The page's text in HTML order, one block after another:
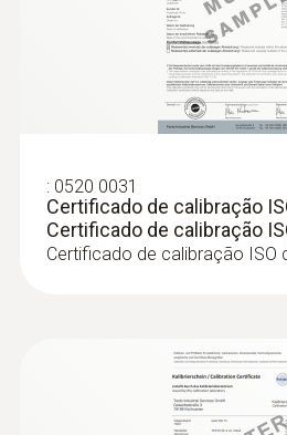
Combo-kit 2 para fluxo
Bluetooth - testo 440
: 0520 0031
Certificado de calibração
Certificado de calibração
Certificado de calibração ISO